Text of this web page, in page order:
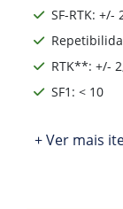
SF-RTK: +/-
RTK**: +/-
SF1: < 10
+ Ver mais